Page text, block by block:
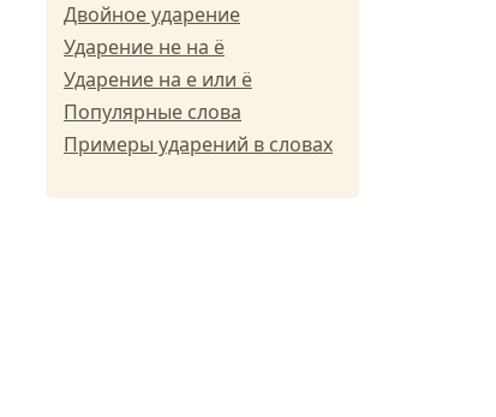
Двойное ударение
Ударение не на ё
Ударение на е или ё
Популярные слова
Примеры ударений в словах